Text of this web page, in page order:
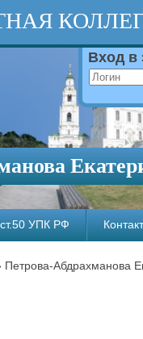
Вход в
УПК РФ
Петрова-Абдрахманова